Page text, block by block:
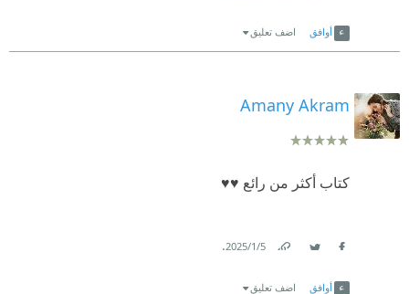
أوافق اضف تعليق
Amany Akram
كتاب أكثر من رائع ♥️♥️
5‏/1‏/2025
.
أوافق اضف تعليق